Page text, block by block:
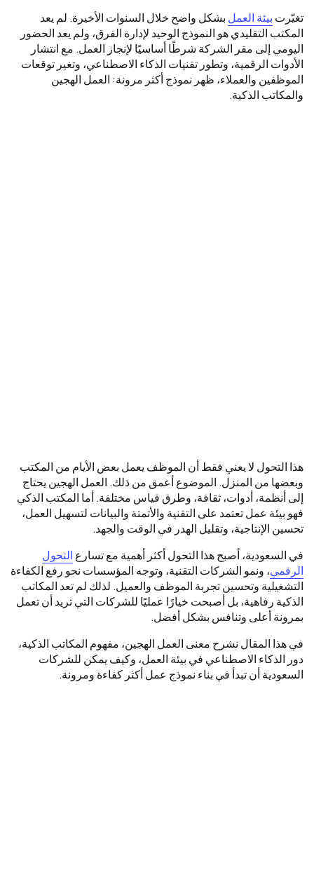
تغيّرت بيئة العمل بشكل واضح خلال السنوات الأخيرة. لم يعد
المكتب التقليدي هو النموذج الوحيد لإدارة الفرق، ولم يعد الحضور
اليومي إلى مقر الشركة شرطًا أساسيًا لإنجاز العمل. مع انتشار
الأدوات الرقمية، وتطور تقنيات الذكاء الاصطناعي، وتغير توقعات
الموظفين والعملاء، ظهر نموذج أكثر مرونة: العمل الهجين
والمكاتب الذكية.
هذا التحول لا يعني فقط أن الموظف يعمل بعض الأيام من المكتب
وبعضها من المنزل. الموضوع أعمق من ذلك. العمل الهجين يحتاج
إلى أنظمة، أدوات، ثقافة، وطرق قياس مختلفة. أما المكتب الذكي
فهو بيئة عمل تعتمد على التقنية والأتمتة والبيانات لتسهيل العمل،
تحسين الإنتاجية، وتقليل الهدر في الوقت والجهد.
في السعودية، أصبح هذا التحول أكثر أهمية مع تسارع التحول
الرقمي، ونمو الشركات التقنية، وتوجه المؤسسات نحو رفع الكفاءة
التشغيلية وتحسين تجربة الموظف والعميل. لذلك لم تعد المكاتب
الذكية رفاهية، بل أصبحت خيارًا عمليًا للشركات التي تريد أن تعمل
بمرونة أعلى وتنافس بشكل أفضل.
في هذا المقال نشرح معنى العمل الهجين، مفهوم المكاتب الذكية،
دور الذكاء الاصطناعي في بيئة العمل، وكيف يمكن للشركات
السعودية أن تبدأ في بناء نموذج عمل أكثر كفاءة ومرونة.